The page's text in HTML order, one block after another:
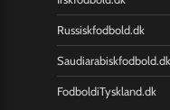
Russiskfodbold.dk
Saudiarabiskfodbold.dk
FodboldiTyskland.dk